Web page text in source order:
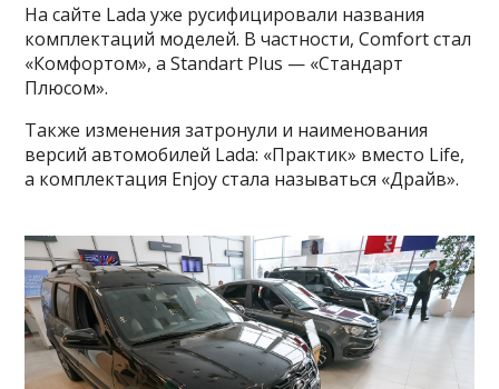
На сайте Lada уже русифицировали названия
комплектаций моделей. В частности, Comfort стал
«Комфортом», а Standart Plus — «Стандарт
Плюсом».
Также изменения затронули и наименования
версий автомобилей Lada: «Практик» вместо Life,
а комплектация Enjoy стала называться «Драйв».